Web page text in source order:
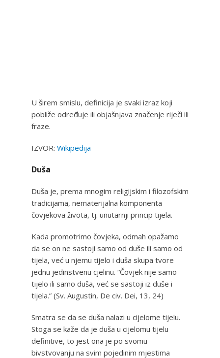
U širem smislu, definicija je svaki izraz koji
pobliže određuje ili objašnjava značenje riječi ili
fraze.
IZVOR: Wikipedija
Duša
Duša je, prema mnogim religijskim i filozofskim
tradicijama, nematerijalna komponenta
čovjekova života, tj. unutarnji princip tijela.
Kada promotrimo čovjeka, odmah opažamo
da se on ne sastoji samo od duše ili samo od
tijela, već u njemu tijelo i duša skupa tvore
jednu jedinstvenu cjelinu. “Čovjek nije samo
tijelo ili samo duša, već se sastoji iz duše i
tijela.” (Sv. Augustin, De civ. Dei, 13, 24)
Smatra se da se duša nalazi u cijelome tijelu.
Stoga se kaže da je duša u cijelomu tijelu
definitive, to jest ona je po svomu
bivstvovanju na svim pojedinim mjestima